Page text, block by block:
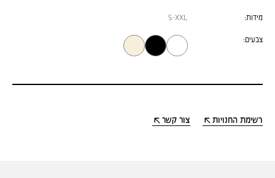
מידות: S-XXL
צבעים:
רשימת החנויות צור קשר